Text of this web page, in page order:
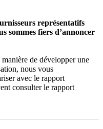
représentatifs
sommes fiers d’annoncer
de développer une
nous vous
avec le rapport
consulter le rapport